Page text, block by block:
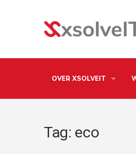
OVER XSOLVEIT
Tag: eco